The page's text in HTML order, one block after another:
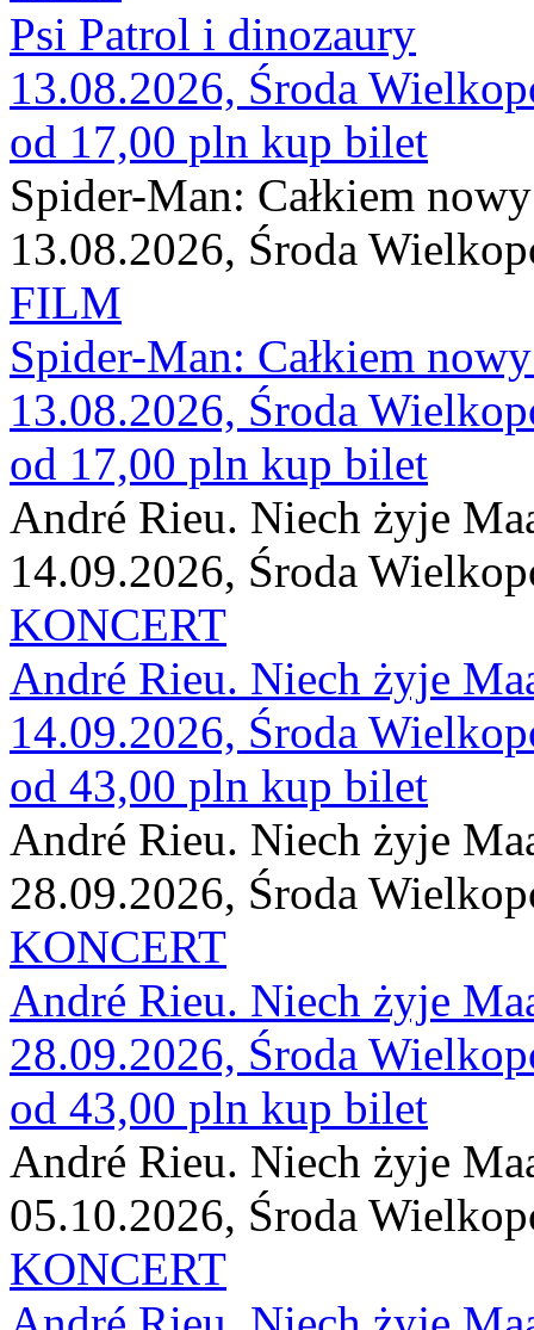
Psi Patrol i dinozaury
13.08.2026, Środa
od 17,00 pln kup bilet
Spider-Man: Całkiem
13.08.2026, Środa
FILM
Spider-Man: Całkiem
13.08.2026, Środa
od 17,00 pln kup bilet
André Rieu. Niech żyje
14.09.2026, Środa
KONCERT
André Rieu. Niech żyje
14.09.2026, Środa
od 43,00 pln kup bilet
André Rieu. Niech żyje
28.09.2026, Środa
KONCERT
André Rieu. Niech żyje
28.09.2026, Środa
od 43,00 pln kup bilet
André Rieu. Niech żyje
05.10.2026, Środa
KONCERT